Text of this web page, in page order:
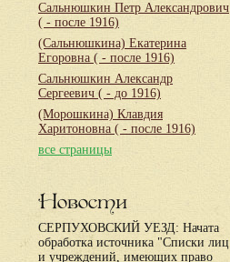
Сальнюшкин Петр Александрович
( - после 1916)
(Сальнюшкина) Екатерина
Егоровна ( - после 1916)
Сальнюшкин Александр
Сергеевич ( - до 1916)
(Морошкина) Клавдия
Харитоновна ( - после 1916)
все страницы
Новости
СЕРПУХОВСКИЙ УЕЗД: Начата
обработка источника "Списки лиц
и учреждений, имеющих право